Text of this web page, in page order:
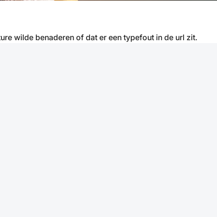
wilde benaderen of dat er een typefout in de url zit.